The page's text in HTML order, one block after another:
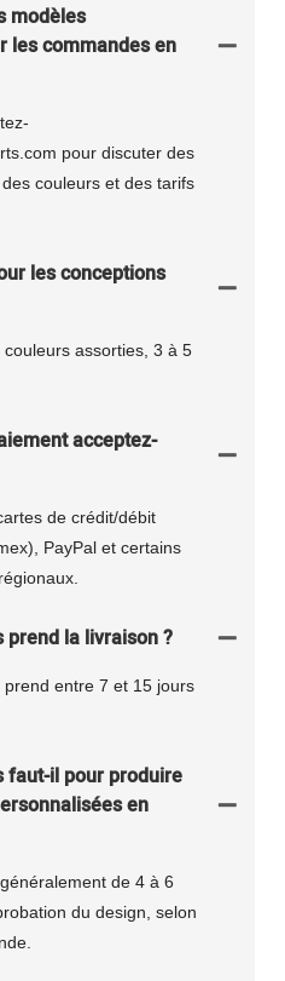
modèles
les commandes en
pour discuter des
couleurs et des tarifs
les conceptions
assorties, 3 à 5
acceptez-
de crédit/débit
PayPal et certains
prend la livraison ?
entre 7 et 15 jours
faut-il pour produire
en
de 4 à 6
du design, selon